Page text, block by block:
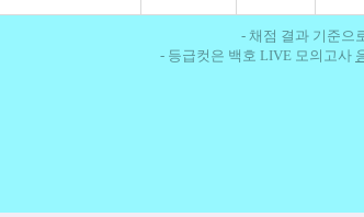
- 채점 결과 기준으
- 등급컷은 백호 LIVE 모의고사